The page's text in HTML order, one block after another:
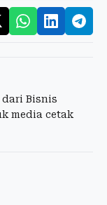
Bisnis
media cetak